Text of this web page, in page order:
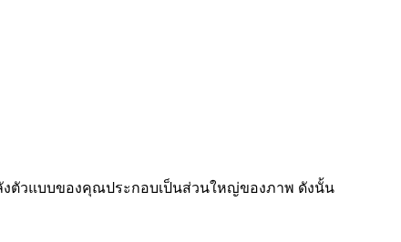
ตัวแบบของคุณประกอบเป็นส่วนใหญ่ของภาพ ดังนั้น